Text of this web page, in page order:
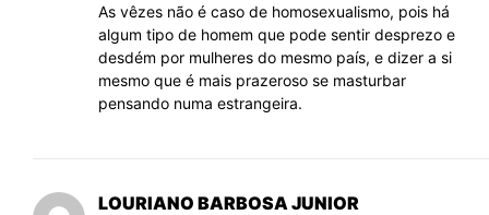
As vêzes não é caso de homosexualismo, pois há
algum tipo de homem que pode sentir desprezo e
desdém por mulheres do mesmo país, e dizer a si
mesmo que é mais prazeroso se masturbar
pensando numa estrangeira.
LOURIANO BARBOSA JUNIOR